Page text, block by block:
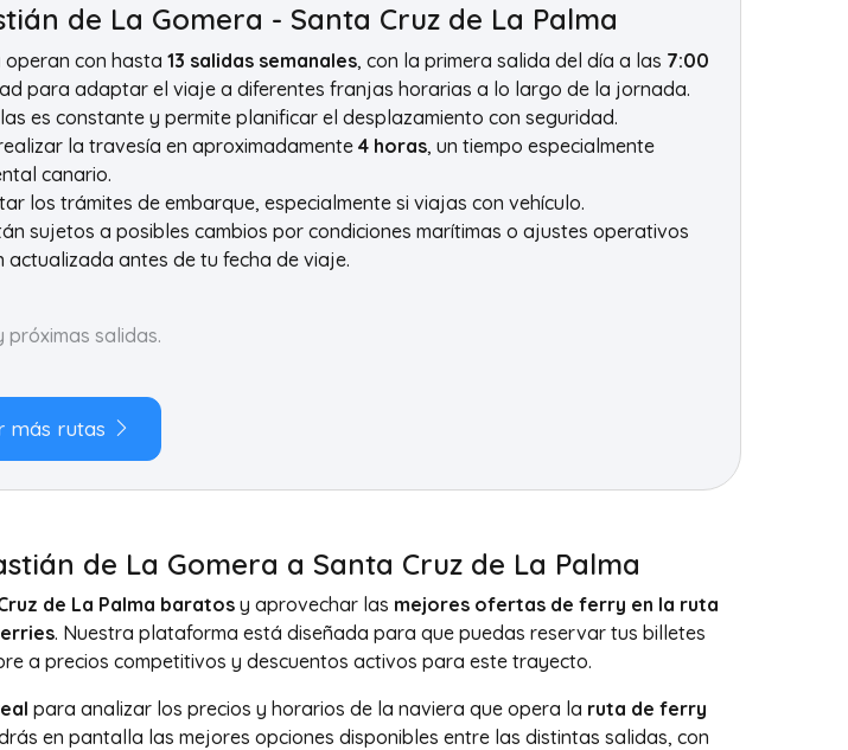
de La Gomera - Santa Cruz de La Palma
operan con hasta 13 salidas semanales, con la primera salida del día a las 7:00
para adaptar el viaje a diferentes franjas horarias a lo largo de la jornada.
es constante y permite planificar el desplazamiento con seguridad.
la travesía en aproximadamente4 horas, un tiempo especialmente
canario.
los trámites de embarque, especialmente si viajas con vehículo.
sujetos a posibles cambios por condiciones marítimas o ajustes operativos
actualizada antes de tu fecha de viaje.
próximas salidas.
más rutas
de La Gomera a Santa Cruz de La Palma
de La Palma baratos y aprovechar las mejores ofertas de ferry en la ruta
. Nuestra plataforma está diseñada para que puedas reservar tus billetes
a precios competitivos y descuentos activos para este trayecto.
para analizar los precios y horarios de la naviera que opera la ruta de ferry
en pantalla las mejores opciones disponibles entre las distintas salidas, con